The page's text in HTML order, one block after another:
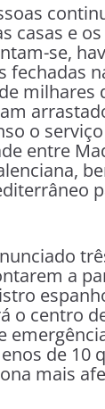
casas e
se,
fechadas
milhares
o
entre
a
o centro
de 10
mais